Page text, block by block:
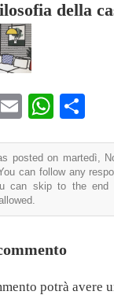
della
TwitterEmail
posted on martedì,
can follow any
can skip to the end
potrà avere